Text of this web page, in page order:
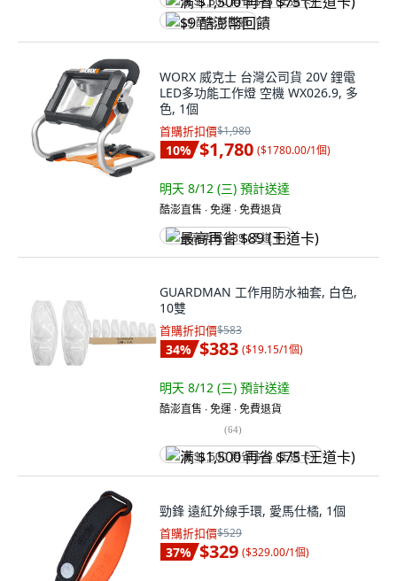
$9 酷澎幣回饋
WORX 威克士 台灣公司貨 20V 鋰電
LED多功能工作燈 空機 WX026.9, 多
色, 1個
首購折扣價$1,980
10% $1,780 ($1780.00/1個)
明天 8/12 (三) 預計送達
酷澎直售 ∙ 免運 ∙ 免費退貨
最高再省 $89 (王道卡)
GUARDMAN 工作用防水袖套, 白色,
10雙
首購折扣價$583
34% $383 ($19.15/1個)
明天 8/12 (三) 預計送達
酷澎直售 ∙ 免運 ∙ 免費退貨
(64)
满 $1,500 再省 $75 (王道卡)
勁鋒 遠紅外線手環, 愛馬仕橘, 1個
首購折扣價$529
37% $329 ($329.00/1個)